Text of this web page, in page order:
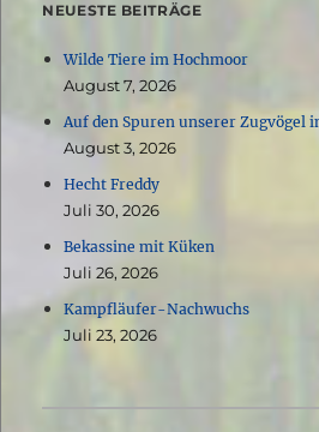
NEUESTE BEITRÄGE
Wilde Tiere im Hochmoor
August 7, 2026
Auf den Spuren unserer Zugvögel
August 3, 2026
Hecht Freddy
Juli 30, 2026
Bekassine mit Küken
Juli 26, 2026
Kampfläufer-Nachwuchs
Juli 23, 2026